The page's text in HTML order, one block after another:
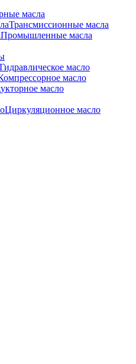
масла
Трансмиссионные масла
Промышленные масла
Гидравлическое масло
масло
масло
Циркуляционное масло